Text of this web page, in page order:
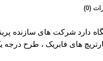
(0)
شرکت های سازنده
، طرح درجه یک ، طرح درجه